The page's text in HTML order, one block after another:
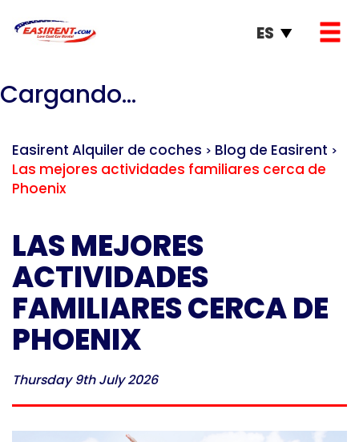
ES
Cargando...
Easirent Alquiler de coches > Blog de Easirent >
Las mejores actividades familiares cerca de
Phoenix
LAS MEJORES
ACTIVIDADES
FAMILIARES CERCA DE
PHOENIX
Thursday 9th July 2026